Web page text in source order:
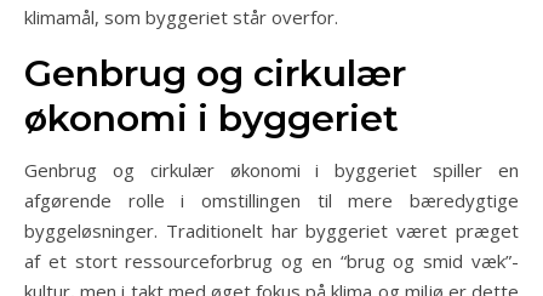
klimamål, som byggeriet står overfor.
Genbrug og cirkulær
økonomi i byggeriet
Genbrug og cirkulær økonomi i byggeriet spiller en
afgørende rolle i omstillingen til mere bæredygtige
byggeløsninger. Traditionelt har byggeriet været præget
af et stort ressourceforbrug og en “brug og smid væk”-
kultur, men i takt med øget fokus på klima og miljø er dette